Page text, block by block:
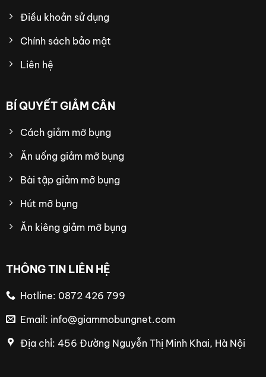
Điều khoản sử dụng
Chính sách bảo mật
Liên hệ
BÍ QUYẾT GIẢM CÂN
Cách giảm mỡ bụng
Ăn uống giảm mỡ bụng
Bài tập giảm mỡ bụng
Hút mỡ bụng
Ăn kiêng giảm mỡ bụng
THÔNG TIN LIÊN HỆ
Hotline: 0872 426 799
Email: info@giammobungnet.com
Địa chỉ: 456 Đường Nguyễn Thị Minh Khai, Hà Nội